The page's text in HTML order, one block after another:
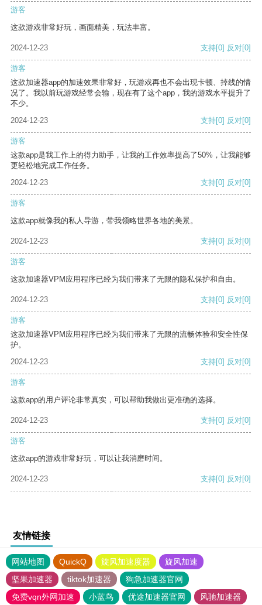
游客
这款游戏非常好玩，画面精美，玩法丰富。
2024-12-23 支持[0] 反对[0]
游客
这款加速器app的加速效果非常好，玩游戏再也不会出现卡顿、掉线的情
况了。我以前玩游戏经常会输，现在有了这个app，我的游戏水平提升了
不少。
2024-12-23
支持[0] 反对[0]
游客
这款app是我工作上的得力助手，让我的工作效率提高了50%，让我能够
更轻松地完成工作任务。
2024-12-23
支持[0] 反对[0]
游客
这款app就像我的私人导游，带我领略世界各地的美景。
2024-12-23 支持[0] 反对[0]
游客
这款加速器VPM应用程序已经为我们带来了无限的隐私保护和自由。
2024-12-23 支持[0] 反对[0]
游客
这款加速器VPM应用程序已经为我们带来了无限的流畅体验和安全性保
护。
2024-12-23
支持[0] 反对[0]
游客
这款app的用户评论非常真实，可以帮助我做出更准确的选择。
2024-12-23 支持[0] 反对[0]
游客
这款app的游戏非常好玩，可以让我消磨时间。
2024-12-23 支持[0] 反对[0]
友情链接
网站地图 QuickQ 旋风加速度器
旋风加速
坚果加速器
tiktok加速器
狗急加速器官网
免费vqn外网加速
小蓝鸟 优途加速器官网 风驰加速器